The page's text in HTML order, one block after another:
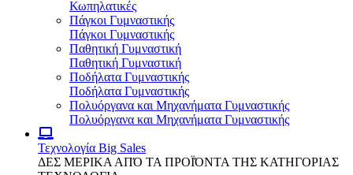
Κωπηλατικές
Πάγκοι Γυμναστικής
Πάγκοι Γυμναστικής
Παθητική Γυμναστική
Παθητική Γυμναστική
Ποδήλατα Γυμναστικής
Ποδήλατα Γυμναστικής
Πολυόργανα και Μηχανήματα Γυμναστικής
Πολυόργανα και Μηχανήματα Γυμναστικής
Τεχνολογία Big Sales
ΔΕΣ ΜΕΡΙΚΑ ΑΠΌ ΤΑ ΠΡΟΪΌΝΤΑ ΤΗΣ ΚΑΤΗΓΟΡΙΑΣ